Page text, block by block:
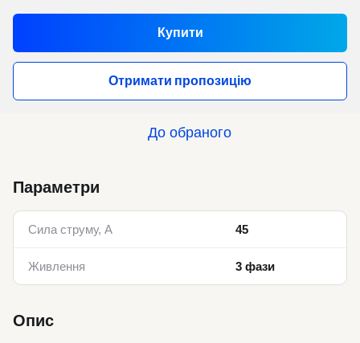
Купити
Отримати пропозицію
До обраного
Параметри
Сила струму, А 45
Живлення 3 фази
Опис